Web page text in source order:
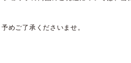
めご了承くださいませ。